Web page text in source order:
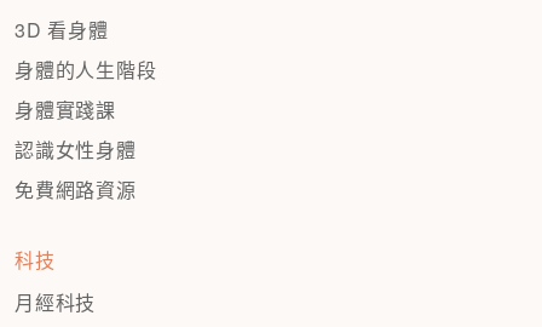
3D 看身體
身體的人生階段
身體實踐課
認識女性身體
免費網路資源
科技
月經科技